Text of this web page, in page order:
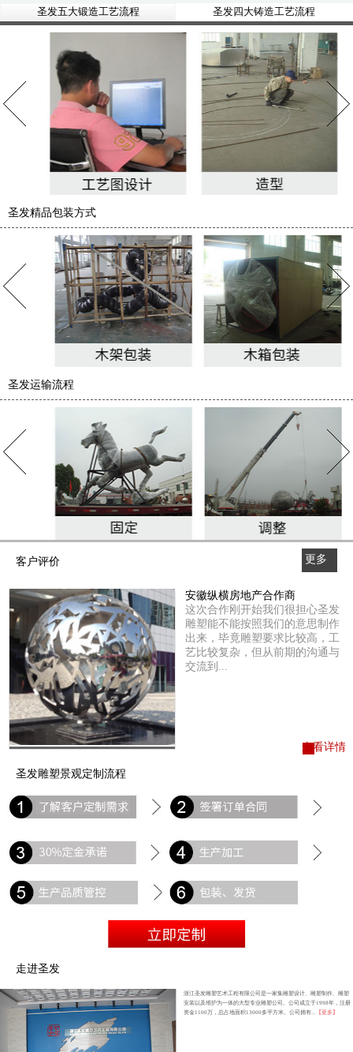
圣发五大锻造工艺流程 圣发四大铸造工艺流程
圣发精品包装方式
圣发运输流程
客户评价
更多
查看详情
安徽纵横房地产合作商
这次合作刚开始我们很担心圣发
雕塑能不能按照我们的意思制作
出来，毕竟雕塑要求比较高，工
艺比较复杂，但从前期的沟通与
交流到...
圣发雕塑景观定制流程
走进圣发
浙江圣发雕塑艺术工程有限公司是一家集雕塑设计、雕塑制作、雕塑
安装以及维护为一体的大型专业雕塑公司。公司成立于1998年，注册
资金1100万，总占地面积13000多平方米。公司拥有...
【更多】